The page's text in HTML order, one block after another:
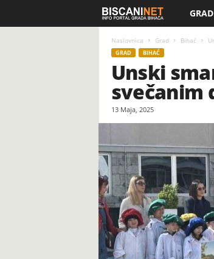
i
n
i
.
n
e
GRAD
Naslovnica Grad Bihać
GRAD BIHAĆ
Unski
svečanim
13 Maja, 2025